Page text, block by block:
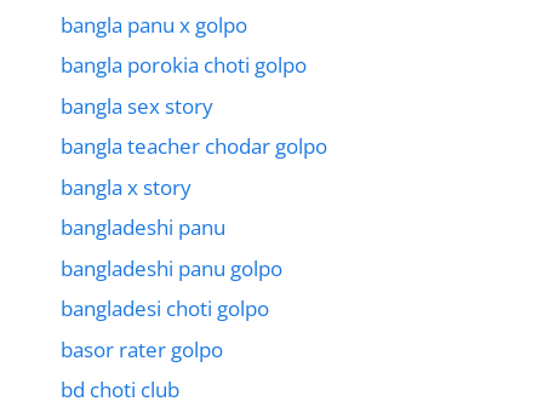
bangla panu x golpo
bangla porokia choti golpo
bangla sex story
bangla teacher chodar golpo
bangla x story
bangladeshi panu
bangladeshi panu golpo
bangladesi choti golpo
basor rater golpo
bd choti club